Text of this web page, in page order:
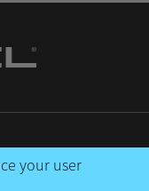
your user